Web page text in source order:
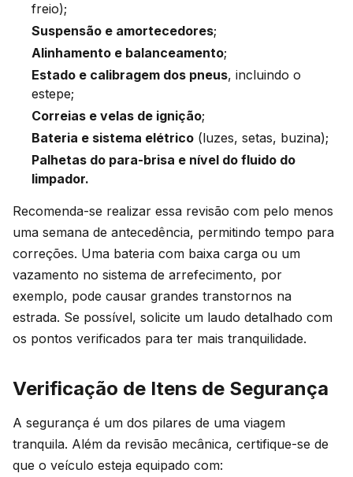
freio);
Suspensão e amortecedores;
Alinhamento e balanceamento;
Estado e calibragem dos pneus, incluindo o
estepe;
Correias e velas de ignição;
Bateria e sistema elétrico (luzes, setas, buzina);
Palhetas do para-brisa e nível do fluido do
limpador.
Recomenda-se realizar essa revisão com pelo menos
uma semana de antecedência, permitindo tempo para
correções. Uma bateria com baixa carga ou um
vazamento no sistema de arrefecimento, por
exemplo, pode causar grandes transtornos na
estrada. Se possível, solicite um laudo detalhado com
os pontos verificados para ter mais tranquilidade.
Verificação de Itens de Segurança
A segurança é um dos pilares de uma viagem
tranquila. Além da revisão mecânica, certifique-se de
que o veículo esteja equipado com: